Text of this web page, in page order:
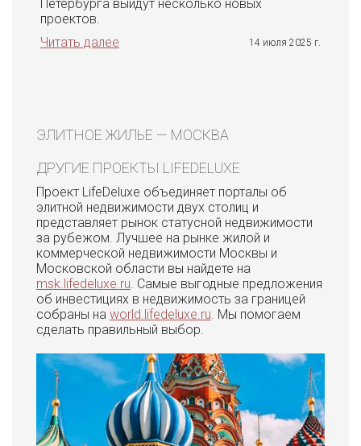
Петербурга выйдут несколько новых
проектов.
Читать далее
14 июля 2025 г.
ЭЛИТНОЕ ЖИЛЬЕ — МОСКВА
ДРУГИЕ ПРОЕКТЫ LIFEDELUXE
Проект LifeDeluxe объединяет порталы об
элитной недвижимости двух столиц и
представляет рынок статусной недвижимости
за рубежом. Лучшее на рынке жилой и
коммерческой недвижимости Москвы и
Московской области вы найдете на
msk.lifedeluxe.ru. Самые выгодные предложения
об инвестициях в недвижимость за границей
собраны на world.lifedeluxe.ru. Мы помогаем
сделать правильный выбор.